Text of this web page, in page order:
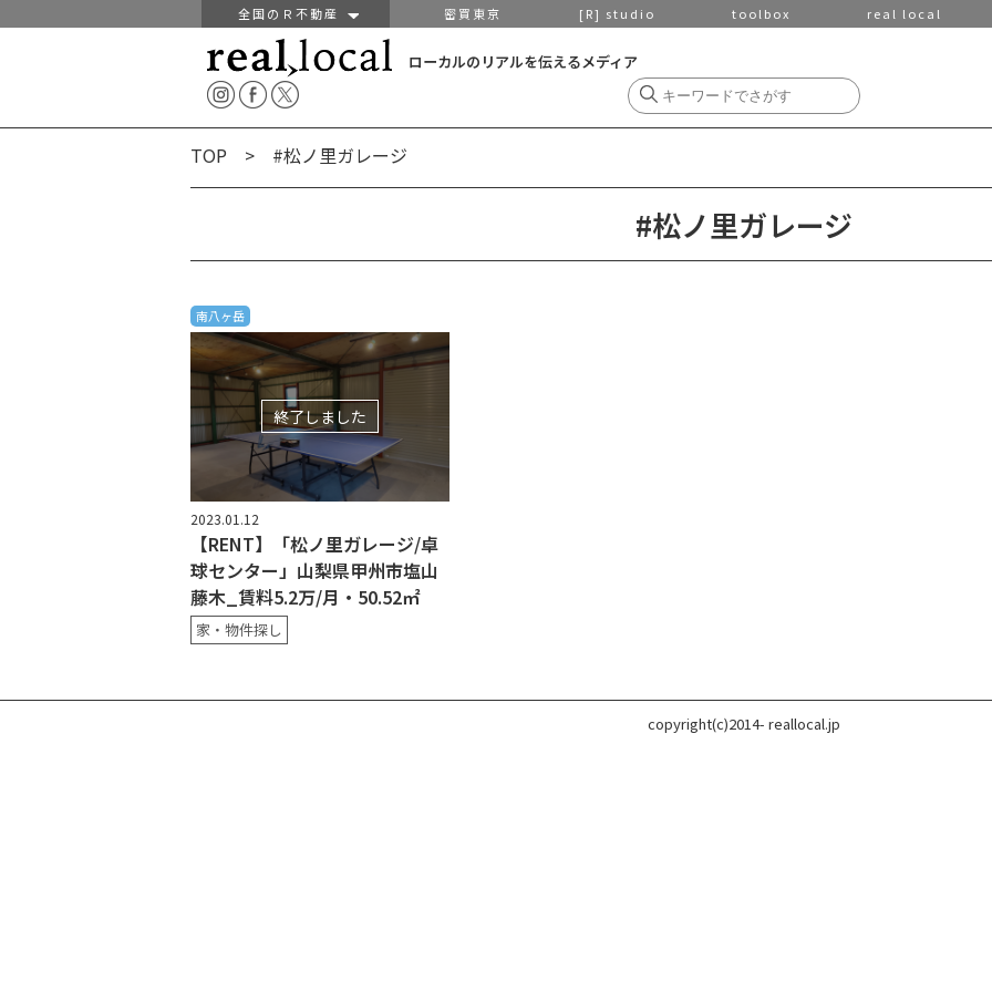
全国のＲ不動産 密買東京 [R] studio toolbox real local
ローカルのリアルを伝えるメディア
TOP > #松ノ里ガレージ
#松ノ里ガレージ
南八ヶ岳
終了しました
2023.01.12
【RENT】「松ノ里ガレージ/卓
球センター」山梨県甲州市塩山
藤木_賃料5.2万/月・50.52㎡
家・物件探し
copyright(c)2014- reallocal.jp